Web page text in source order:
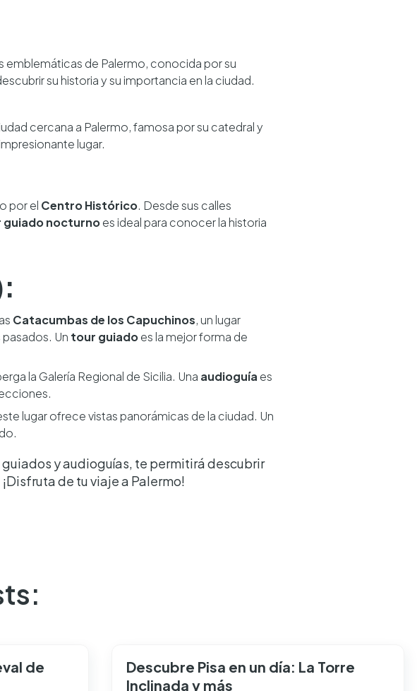
emblemáticas de Palermo, conocida por su
su historia y su importancia en la ciudad.
cercana a Palermo, famosa por su catedral y
lugar.
por el Centro Histórico. Desde sus calles
guiado nocturnoes ideal para conocer la historia
Catacumbas de los Capuchinos, un lugar
Un tour guiadoes la mejor forma de
la Galería Regional de Sicilia. Una audioguía es
lugar ofrece vistas panorámicas de la ciudad. Un
y audioguías, te permitirá descubrir
de tu viaje a Palermo!
de
Descubre Pisa en un día: La Torre
Inclinada y más